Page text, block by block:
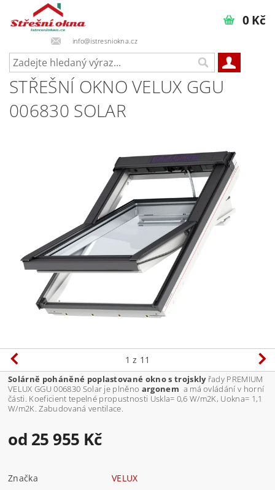
info@istresniokna.cz
0 Kč
STŘEŠNÍ OKNO VELUX GGU
006830 SOLAR
1 z 11
Solárně poháněné poplastované okno s trojsklyřady PREMIUM
VELUX GGU 006830 Solar je plněno argonem a má ovládání v horní
části. Koeficient tepelné propustnosti Uskla= 0,6 W/m2K, Uokna= 1,1
W/m2K. Zabudovaná ventilace.
od 25 955 Kč
Značka
VELUX